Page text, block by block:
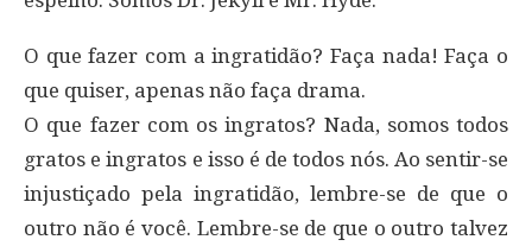
O que fazer com a ingratidão? Faça nada! Faça o
que quiser, apenas não faça drama.
O que fazer com os ingratos? Nada, somos todos
gratos e ingratos e isso é de todos nós. Ao sentir-se
injustiçado pela ingratidão, lembre-se de que o
outro não é você. Lembre-se de que o outro talvez